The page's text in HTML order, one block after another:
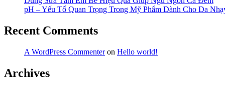
pH – Yếu Tố Quan Trọng Trong Mỹ Phẩm Dành Cho Da
Recent Comments
A WordPress Commenteron Hello world!
Archives